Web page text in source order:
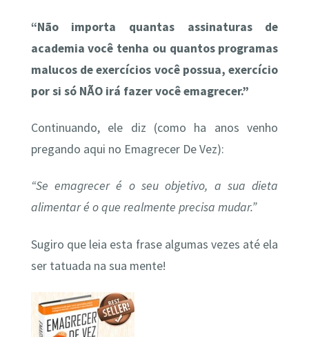
“Não importa quantas assinaturas de
academia você tenha ou quantos programas
malucos de exercícios você possua, exercício
por si só NÃO irá fazer você emagrecer.”
Continuando, ele diz (como ha anos venho
pregando aqui no Emagrecer De Vez):
“Se emagrecer é o seu objetivo, a sua dieta
alimentar é o que realmente precisa mudar.”
Sugiro que leia esta frase algumas vezes até ela
ser tatuada na sua mente!